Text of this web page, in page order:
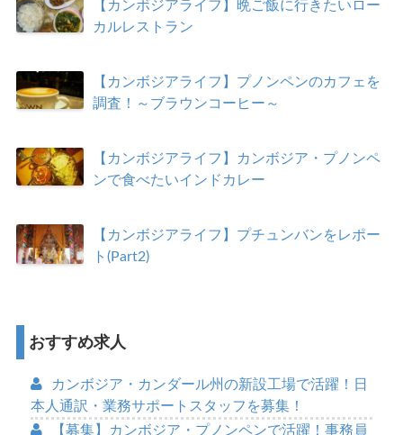
【カンボジアライフ】晩ご飯に行きたいロー
カルレストラン
【カンボジアライフ】プノンペンのカフェを
調査！～ブラウンコーヒー～
【カンボジアライフ】カンボジア・プノンペ
ンで食べたいインドカレー
【カンボジアライフ】プチュンバンをレポー
ト(Part2)
おすすめ求人
カンボジア・カンダール州の新設工場で活躍！日
本人通訳・業務サポートスタッフを募集！
【募集】カンボジア・プノンペンで活躍！事務員